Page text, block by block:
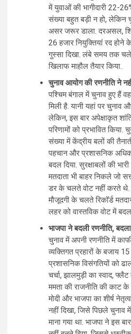
में युवाओं की भागीदारी 22-
संख्या बहुत बड़ी न हो, लेकिन
असर जरूर डाला. दरअसल,
26 हजार नियुक्तियां रद
गुस्सा दिखा. लंबे समय तक
खिलाफ माहौल तैयार किया.
चुनाव आयोग की रणनीति ने
पश्चिम बंगाल में चुनाव हुए हैं
मिली है. यानी यहां पर चुनाव
लेकिन, इस बार अपेक्षाकृत
परिणामों को प्रभावित
संख्या में केंद्रीय बलों की
पहचान और प्रशासनिक
बदल दिया. सुरक्षाबलों की
मतदाता भी बाहर निकले जो
डर के चलते वोट नहीं करते थे.
मौजूदगी के चलते रिकॉर्ड
लहर को वास्तविक वोट में
भाजपा ने बदली रणनीति,
चुनाव में अपनी रणनीति में
व्यक्तिगत प्रहारों के बजाय
प्रशासनिक विसंगतियों को
चर्चा, झालमुड़ी का स्वाद,
ममता की राजनीति की काट के
मोदी और भाजपा का शीर्ष
नहीं दिखा, जिसे पिछले चुनाव
माना गया था. भाजपा ने इस